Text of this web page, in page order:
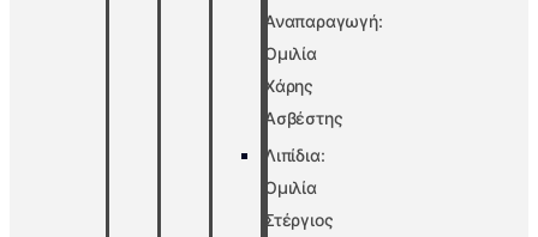
Αναπαραγωγή:
Ομιλία
Χάρης
Ασβέστης
Λιπίδια:
Ομιλία
Στέργιος